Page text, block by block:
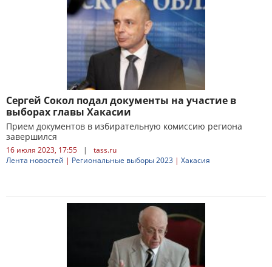
Сергей Сокол подал документы на участие в
выборах главы Хакасии
Прием документов в избирательную комиссию региона
завершился
16 июля 2023, 17:55 |
tass.ru
Лента новостей | Региональные выборы 2023 | Хакасия